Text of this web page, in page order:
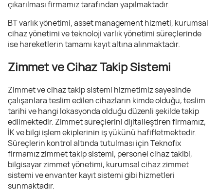
çıkarılması firmamız tarafından yapılmaktadır.
BT varlık yönetimi, asset management hizmeti, kurumsal
cihaz yönetimi ve teknoloji varlık yönetimi süreçlerinde
ise hareketlerin tamamı kayıt altına alınmaktadır.
Zimmet ve Cihaz Takip Sistemi
Zimmet ve cihaz takip sistemi hizmetimiz sayesinde
çalışanlara teslim edilen cihazların kimde olduğu, teslim
tarihi ve hangi lokasyonda olduğu düzenli şekilde takip
edilmektedir. Zimmet süreçlerini dijitalleştiren firmamız,
İK ve bilgi işlem ekiplerinin iş yükünü hafifletmektedir.
Süreçlerin kontrol altında tutulması için Teknofix
firmamız zimmet takip sistemi, personel cihaz takibi,
bilgisayar zimmet yönetimi, kurumsal cihaz zimmet
sistemi ve envanter kayıt sistemi gibi hizmetleri
sunmaktadır.